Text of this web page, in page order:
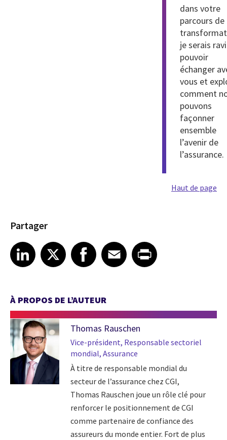
dans votre
parcours de
je serais
pouvoir
échanger
vous et
comment
pouvons
façonner
ensemble
l’avenir de
l’assurance.
Haut de page
Partager
Share article on LinkedIn
LinkedIn
Share article on XShare article on Facebook
Facebook
Share article on Email
EmailShare article on Print
À PROPOS DE L’AUTEUR
Thomas Rauschen
Vice-président, Responsable sectoriel
mondial, Assurance
À titre de responsable mondial du
secteur de l’assurance chez CGI,
Thomas Rauschen joue un rôle clé pour
renforcer le positionnement de CGI
comme partenaire de confiance des
assureurs du monde entier. Fort de plus